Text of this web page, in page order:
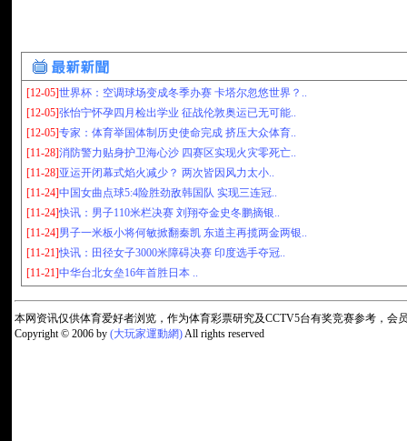
[12-05]世界杯：空调球场变成冬季办赛 卡塔尔忽悠世界？..
[12-05]张怡宁怀孕四月检出学业 征战伦敦奥运已无可能..
[12-05]专家：体育举国体制历史使命完成 挤压大众体育..
[11-28]消防警力贴身护卫海心沙 四赛区实现火灾零死亡..
[11-28]亚运开闭幕式焰火减少？ 两次皆因风力太小..
[11-24]中国女曲点球5:4险胜劲敌韩国队 实现三连冠..
[11-24]快讯：男子110米栏决赛 刘翔夺金史冬鹏摘银..
[11-24]男子一米板小将何敏掀翻秦凯 东道主再揽两金两银..
[11-21]快讯：田径女子3000米障碍决赛 印度选手夺冠..
[11-21]中华台北女垒16年首胜日本 ..
本网资讯仅供体育爱好者浏览，作为体育彩票研究及CCTV5台有奖竞赛参考，
Copyright © 2006 by (大玩家運動網)All rights reserved